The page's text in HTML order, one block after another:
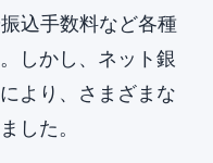
込手数料など各種
しかし、ネット銀
より、さまざまな
した。